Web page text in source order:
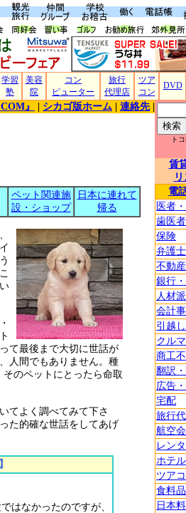
学習
塾
美容
院
コン
ピューター
旅行
代理店
ツア
コン
DVD
』 シカゴ版ホーム 連絡先|
ト
賃
電
医者
歯医者
保険
弁護士
不動
銀行
人材
会計
引越
クルマ
商工
翻訳
広告
宅配
旅行
航空
レン
ホテル
ツア
食料
日本
ペット関連施
設・ショップ
日本に連れて
帰る
て最後まで大切に世話が
人間でもありません。種
のペットにとったら命取
てよく調べてみて下さ
た的確な世話をしてあげ
はなかったのですが、